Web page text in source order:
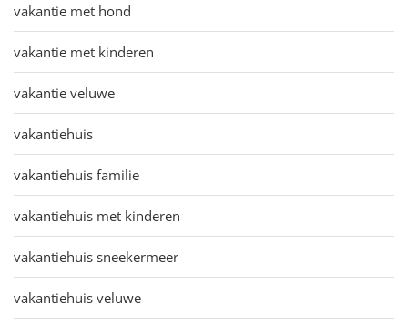
vakantie met hond
vakantie met kinderen
vakantie veluwe
vakantiehuis
vakantiehuis familie
vakantiehuis met kinderen
vakantiehuis sneekermeer
vakantiehuis veluwe